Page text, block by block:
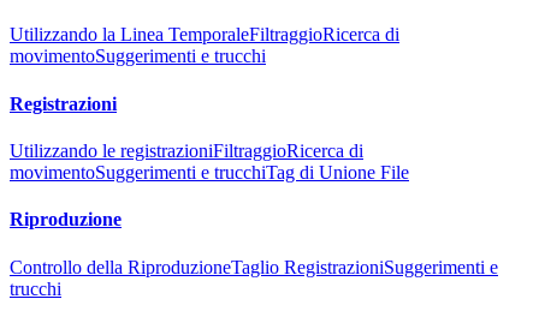
Utilizzando la Linea TemporaleFiltraggioRicerca di
movimentoSuggerimenti e trucchi
Registrazioni
Utilizzando le registrazioniFiltraggioRicerca di
movimentoSuggerimenti e trucchiTag di Unione File
Riproduzione
Controllo della RiproduzioneTaglio RegistrazioniSuggerimenti e
trucchi